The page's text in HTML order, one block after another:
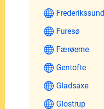
Frederikssund
Furesø
Færøerne
Gentofte
Gladsaxe
Glostrup